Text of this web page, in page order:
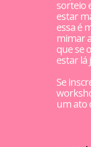
sorteio
estar
essa é
mimar
que se
estar lá
Se
um ato